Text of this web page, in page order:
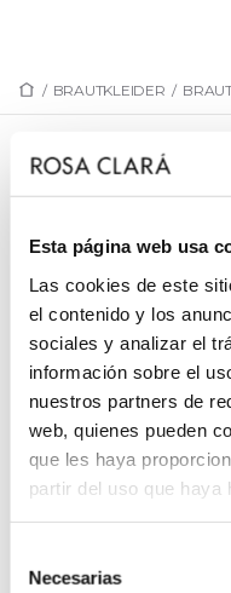
Esta página web usa
Las cookies de este
el contenido y los
sociales y analizar el
información sobre el
nuestros partners de
web, quienes pueden
que les haya
partir del uso que haya
Necesarias
/ BRAUTKLEIDER /
9LT20DIAD0P
Stoffblume.Modell MB